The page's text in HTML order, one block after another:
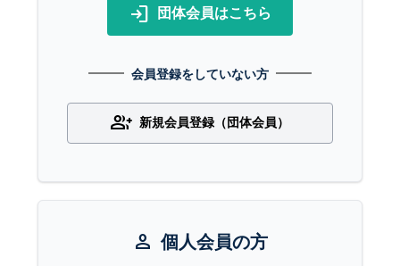
login 団体会員はこちら
会員登録をしていない方
group_add 新規会員登録（団体会員）
person 個人会員の方